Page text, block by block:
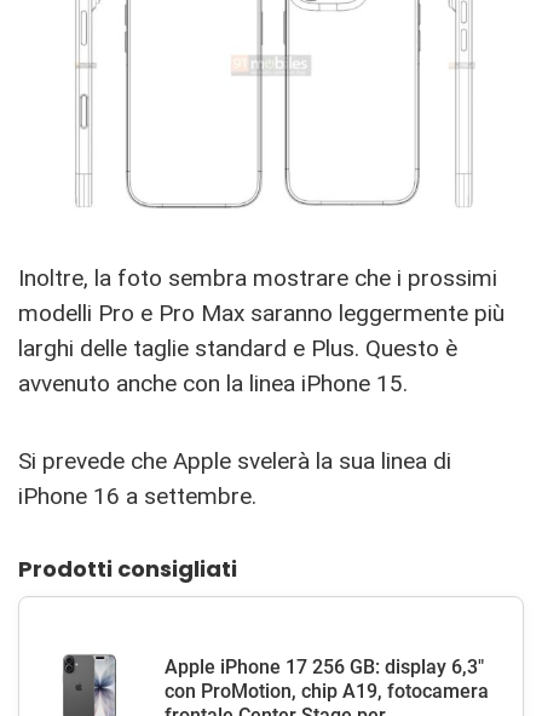
Inoltre, la foto sembra mostrare che i prossimi
modelli Pro e Pro Max saranno leggermente più
larghi delle taglie standard e Plus. Questo è
avvenuto anche con la linea iPhone 15.
Si prevede che Apple svelerà la sua linea di
iPhone 16 a settembre.
Prodotti consigliati
Apple iPhone 17 256 GB: display 6,3"
con ProMotion, chip A19, fotocamera